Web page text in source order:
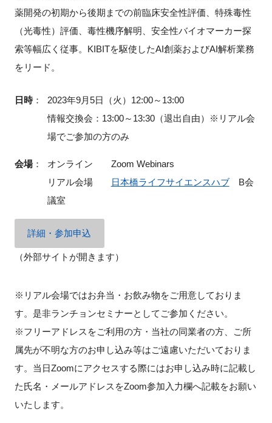
薬開発の初期から後期までの前臨床安全性評価、特殊毒性
（光毒性）評価、毒性機序解明、安全性バイオマーカー探
索等幅広く従事。KIBITを駆使したAI創薬およびAI解析業務
をリード。
日時：
2023年9月5日（火）12:00～13:00
情報交換会：13:00～13:30（退出自由）※リアル会
場でご参加の方のみ
会場：
オンライン Zoom Webinars
リアル会場
日本橋ライフサイエンスハブB会
議室
詳細・参加申込
（外部サイトが開きます）
※リアル会場ではお弁当・お飲み物をご用意しておりま
す。是非ランチョンセミナーとしてご参加ください。
※フリーアドレスをご利用の方・当社の同業者の方、ご所
属先が不明な方のお申し込み等はご遠慮いただいておりま
す。当日Zoomにアクセスする際にはお申し込み時に記載し
た氏名・メールアドレスをZoom参加入力欄へ記載をお願い
いたします。